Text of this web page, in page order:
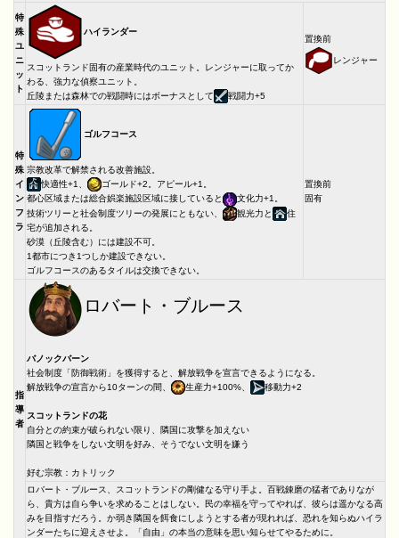
特
殊
ユ
ニ
ッ
ト
ハイランダー
スコットランド固有の産業時代のユニット。レンジャーに取ってか
わる、強力な偵察ユニット。
丘陵または森林での戦闘時にはボーナスとして
戦闘力+5
置換前
レンジャー
特
殊
イ
ン
フ
ラ
ゴルフコース
宗教改革で解禁される改善施設。
快適性+1、
ゴールド+2。アピール+1。
都心区域または総合娯楽施設区域に接していると
文化力+1。
技術ツリーと社会制度ツリーの発展にともない、
観光力と
住
宅が追加される。
砂漠（丘陵含む）には建設不可。
1都市につき1つしか建設できない。
ゴルフコースのあるタイルは交換できない。
置換前
固有
指
導
者
ロバート・ブルース
バノックバーン
社会制度「防御戦術」を獲得すると、解放戦争を宣言できるようになる。
解放戦争の宣言から10ターンの間、
生産力+100%、 移動力+2
スコットランドの花
自分との約束が破られない限り、隣国に攻撃を加えない
隣国と戦争をしない文明を好み、そうでない文明を嫌う
好む宗教：カトリック
ロバート・ブルース、スコットランドの剛健なる守り手よ。百戦錬磨の猛者でありなが
ら、貴方は自ら争いを求めることはしない。民の幸福を守ってやれば、彼らは遥かなる高
みを目指すだろう。か弱き隣国を餌食にしようとする者が現れれば、恐れを知らぬハイラ
ンダーたちに迎えさせよ。「自由」の本当の意味を思い知らせてやるために。